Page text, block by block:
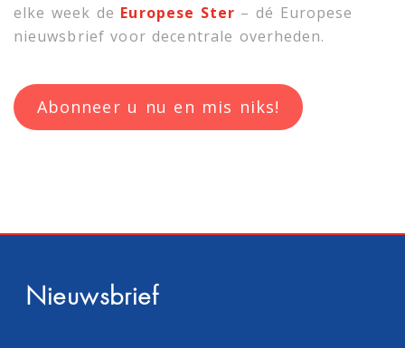
elke week de Europese Ster – dé Europese
nieuwsbrief voor decentrale overheden.
Abonneer u nu en mis niks!
Nieuwsbrief